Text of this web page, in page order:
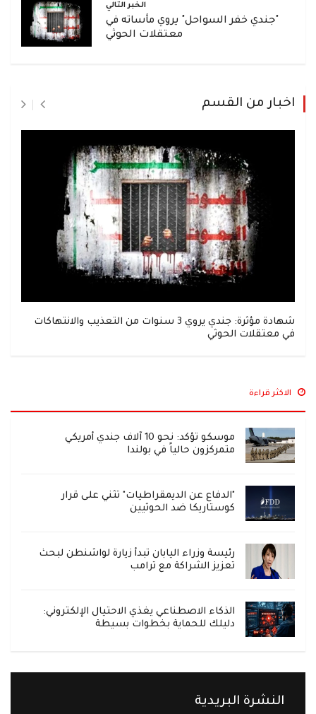
الخبر التالي
"جندي خفر السواحل" يروي مأساته في
معتقلات الحوثي
اخبار من القسم
شهادة مؤثرة: جندي يروي 3 سنوات من التعذيب والانتهاكات
في معتقلات الحوثي
الاكثر قراءة
موسكو تؤكد: نحو 10 آلاف جندي أمريكي
متمركزون حالياً في بولندا
"الدفاع عن الديمقراطيات" تثني على قرار
كوستاريكا ضد الحوثيين
رئيسة وزراء اليابان تبدأ زيارة لواشنطن لبحث
تعزيز الشراكة مع ترامب
الذكاء الاصطناعي يغذي الاحتيال الإلكتروني:
دليلك للحماية بخطوات بسيطة
النشرة البريدية